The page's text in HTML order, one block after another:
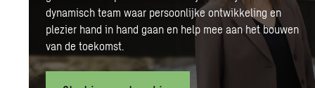
dynamisch team waar persoonlijke ontwikkeling en
plezier hand in hand gaan en help mee aan het bouwen
van de toekomst.